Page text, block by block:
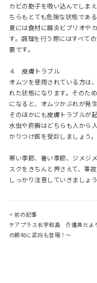
カビの胞子を吸い込んでしま
ちらもとても危険な状態であ
夏には食材に腸炎ビブリオや
す。調理を行う際にはすべて
要です。
４ 皮膚トラブル
オムツを使用されている方は
れた状態になります。そのた
になると、オムツかぶれが発
そのほかにも皮膚トラブルが
水虫や疥癬はどちらも人から
かりつけ医を受診しましょう。
寒い季節、暑い季節、ジメジ
スクをきちんと押さえて、事
しっかり注意していきましょう
< 前の記事
ケアプラス北宇和島 介護員だ
の節句に武将も登場！～